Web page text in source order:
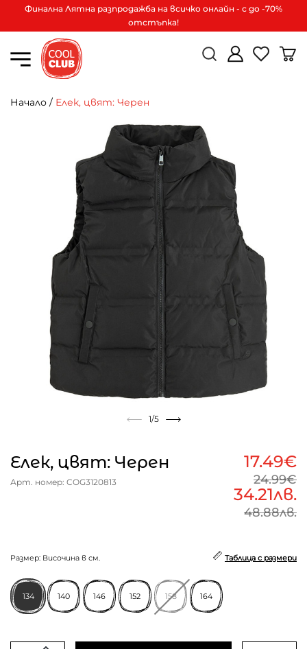
Финална Лятна разпродажба на всичко онлайн - с до -70%
отстъпка!
Начало / Елек, цвят: Черен
1/5
Елек, цвят: Черен
Арт. номер: COG3120813
17.49€
24.99€
34.21лв.
48.88лв.
Размер: Височина в см. Таблица с размери
134 140 146 152 158 164